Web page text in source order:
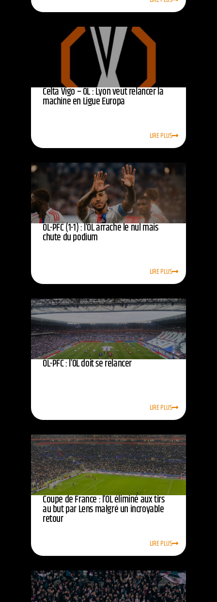
Celta Vigo – OL : Lyon veut relancer la
machine en Ligue Europa
LIRE PLUS
OL-PFC (1-1) : l’OL arrache le nul mais
chute du podium
LIRE PLUS
OL-PFC : l’OL doit se relancer
LIRE PLUS
Coupe de France : l’OL éliminé aux tirs
au but par Lens malgré un incroyable
retour
LIRE PLUS